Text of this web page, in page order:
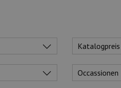
Katalogpreis
Occassionen